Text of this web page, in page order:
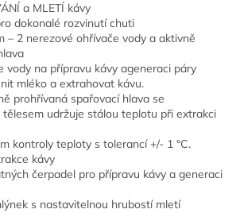
a MLETÍ kávy
dokonalé rozvinutí chuti
– 2 nerezové ohřívače vody a aktivně
vody na přípravu kávy ageneraci páry
mléko a extrahovat kávu.
prohřívaná spařovací hlava se
udržuje stálou teplotu při extrakci
kontroly teploty s tolerancí +/- 1 °C.
kávy
čerpadel pro přípravu kávy a generaci
s nastavitelnou hrubostí mletí